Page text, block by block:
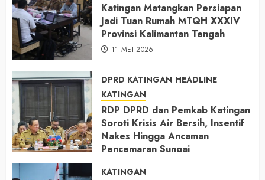
Katingan Matangkan Persiapan
Jadi Tuan Rumah MTQH XXXIV
Provinsi Kalimantan Tengah
11 MEI 2026
DPRD KATINGAN HEADLINE
KATINGAN
RDP DPRD dan Pemkab Katingan
Soroti Krisis Air Bersih, Insentif
Nakes Hingga Ancaman
Pencemaran Sungai
KATINGAN